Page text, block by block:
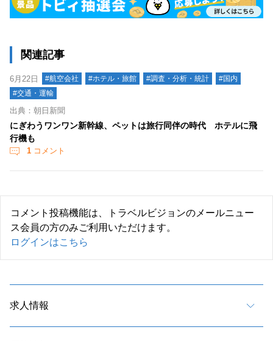
関連記事
6月22日 #航空会社 #ホテル・旅館 #調査・分析・統計
#国内
#交通・運輸
出典：朝日新聞
にぎわうワンワン新幹線、ペットは旅行同伴の時代 ホテルに飛
行機も
1 コメント
コメント投稿機能は、トラベルビジョンのメールニュー
ス会員の方のみご利用いただけます。
ログインはこちら
求人情報